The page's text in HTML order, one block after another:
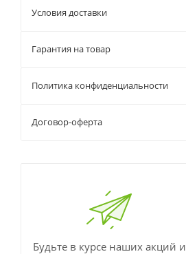
Условия доставки
Гарантия на товар
Политика конфиденциальности
Договор-оферта
Будьте в курсе наших акций и